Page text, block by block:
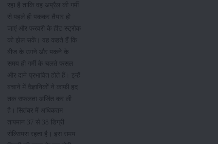
रहा है ताकि वह अप्रैल की गर्मी
से पहले ही पककर तैयार हो
जाएं और फरवरी के हीट स्ट्रोक
को झेल सकें। वह कहते हैं कि
बीज के उगने और पकने के
समय ही गर्मी के चलते फसल
और दाने प्रभावित होते हैं। इन्हें
बचाने में वैज्ञानिकोें ने काफी हद
तक सफलता अर्जित कर ली
है। सितंबर में अधिकतम
तापमान 37 से 38 डिग्री
सेल्सियस रहता है। इस समय